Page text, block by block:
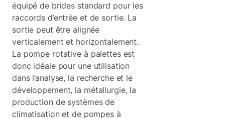
équipé de brides standard pour les
raccords d’entrée et de sortie. La
sortie peut être alignée
verticalement et horizontalement.
La pompe rotative à palettes est
donc idéale pour une utilisation
dans l’analyse, la recherche et le
développement, la métallurgie, la
production de systèmes de
climatisation et de pompes à